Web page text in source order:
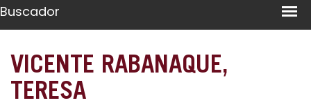
Buscador
VICENTE RABANAQUE,
TERESA